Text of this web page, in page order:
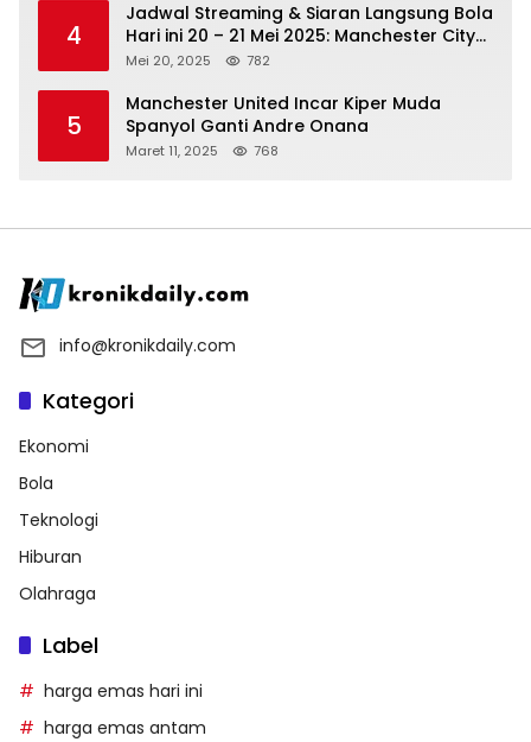
4
Jadwal Streaming & Siaran Langsung Bola
Hari ini 20 – 21 Mei 2025: Manchester City
vs Bournemouth
Mei 20, 2025 782
5
Manchester United Incar Kiper Muda
Spanyol Ganti Andre Onana
Maret 11, 2025 768
info@kronikdaily.com
Kategori
Ekonomi
Bola
Teknologi
Hiburan
Olahraga
Label
harga emas hari ini
harga emas antam